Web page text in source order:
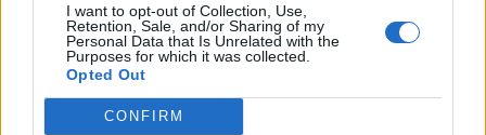
I want to opt-out of Collection, Use,
Retention, Sale, and/or Sharing of my
Personal Data that Is Unrelated with the
Purposes for which it was collected.
Opted Out
CONFIRM